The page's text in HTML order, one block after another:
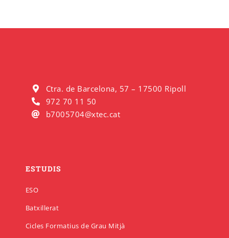
Ctra. de Barcelona, 57 – 17500 Ripoll
972 70 11 50
b7005704@xtec.cat
ESTUDIS
ESO
Batxillerat
Cicles Formatius de Grau Mitjà